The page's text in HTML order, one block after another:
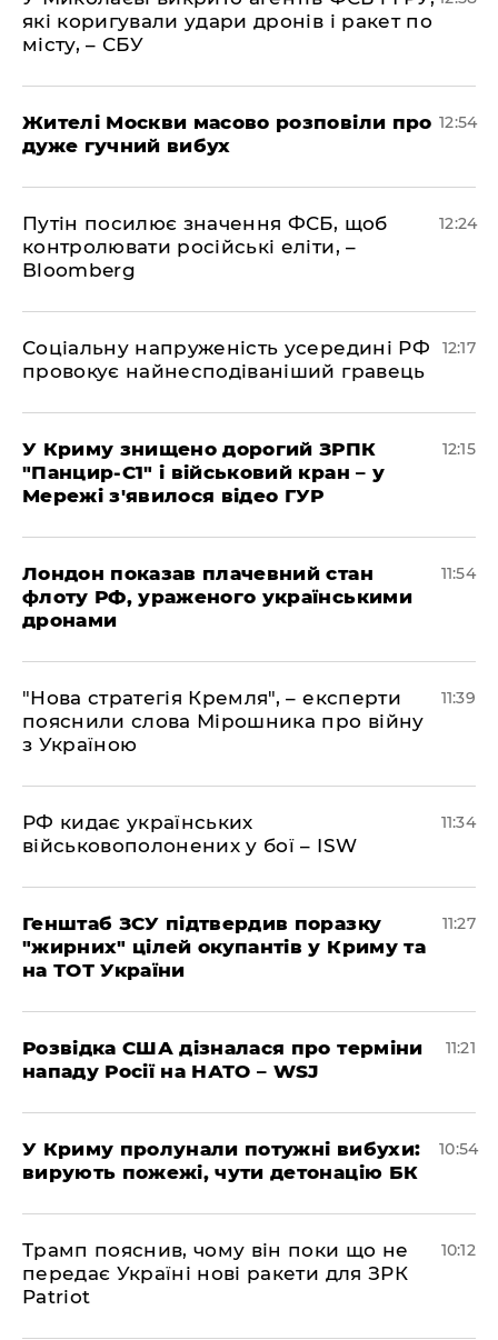
які коригували удари дронів і ракет по
місту, – СБУ
Жителі Москви масово розповіли про
дуже гучний вибух
12:54
Путін посилює значення ФСБ, щоб
контролювати російські еліти, –
Bloomberg
12:24
Соціальну напруженість усередині РФ
провокує найнесподіваніший гравець
12:17
У Криму знищено дорогий ЗРПК
"Панцир-С1" і військовий кран – у
Мережі з'явилося відео ГУР
12:15
Лондон показав плачевний стан
флоту РФ, ураженого українськими
дронами
11:54
"Нова стратегія Кремля", – експерти
пояснили слова Мірошника про війну
з Україною
11:39
РФ кидає українських
військовополонених у бої – ISW
11:34
Генштаб ЗСУ підтвердив поразку
"жирних" цілей окупантів у Криму та
на ТОТ України
11:27
Розвідка США дізналася про терміни
нападу Росії на НАТО – WSJ
11:21
У Криму пролунали потужні вибухи:
вирують пожежі, чути детонацію БК
10:54
Трамп пояснив, чому він поки що не
передає Україні нові ракети для ЗРК
Patriot
10:12